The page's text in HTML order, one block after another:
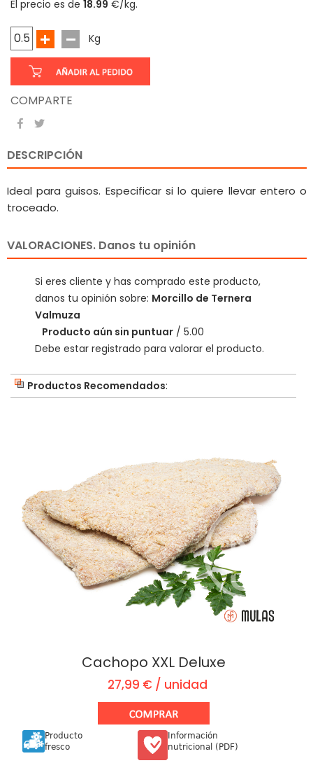
El precio es de 18.99 €/kg.
Kg
COMPARTE
DESCRIPCIÓN
Ideal para guisos. Especificar si lo quiere llevar entero o
troceado.
VALORACIONES. Danos tu opinión
Si eres cliente y has comprado este producto,
danos tu opinión sobre: Morcillo de Ternera
Valmuza
Producto aún sin puntuar / 5.00
Debe estar registrado para valorar el producto.
Productos Recomendados:
Cachopo XXL Deluxe
27,99 € / unidad
Producto
fresco
Información
nutricional (PDF)